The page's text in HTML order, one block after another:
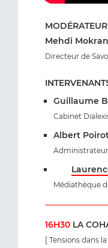
MODÉRATEUR
Mehdi
Directeur de
Guillaume
Cabinet
Albert
Administrateur
Médiathèque
16H30 LA
[ Tensions dans